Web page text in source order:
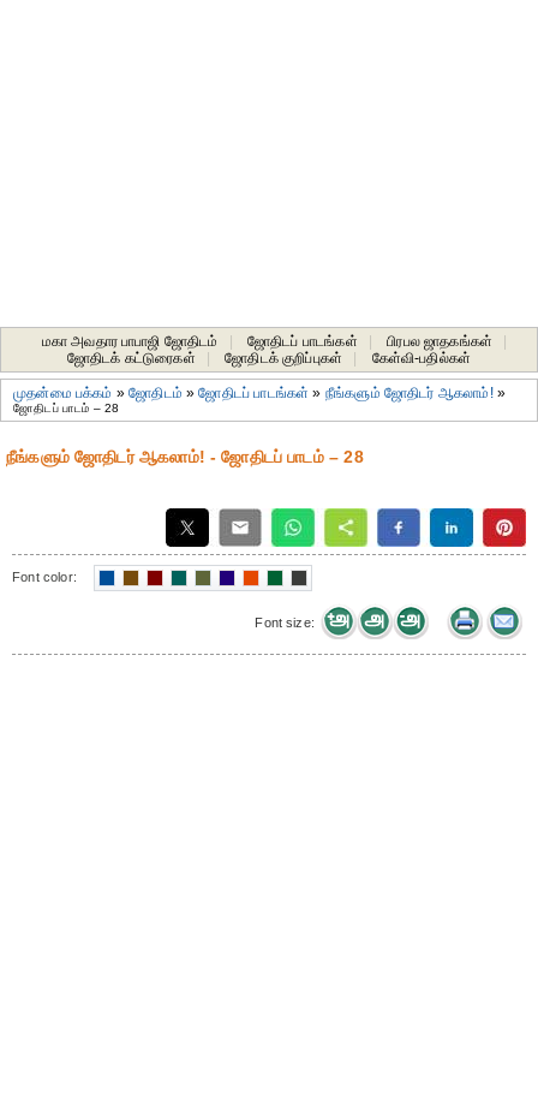
மகா அவதார பாபாஜி ஜோதிடம் ஜோதிடப் பாடங்கள் பிரபல ஜாதகங்கள்
ஜோதிடக் கட்டுரைகள்
ஜோதிடக் குறிப்புகள் கேள்வி-பதில்கள்
முதன்மை பக்கம் »ஜோதிடம் »ஜோதிடப் பாடங்கள் » நீங்களும் ஜோதிடர் ஆகலாம்!»
ஜோதிடப் பாடம் – 28
நீங்களும் ஜோதிடர் ஆகலாம்! - ஜோதிடப் பாடம் – 28
Font color:
Font size: